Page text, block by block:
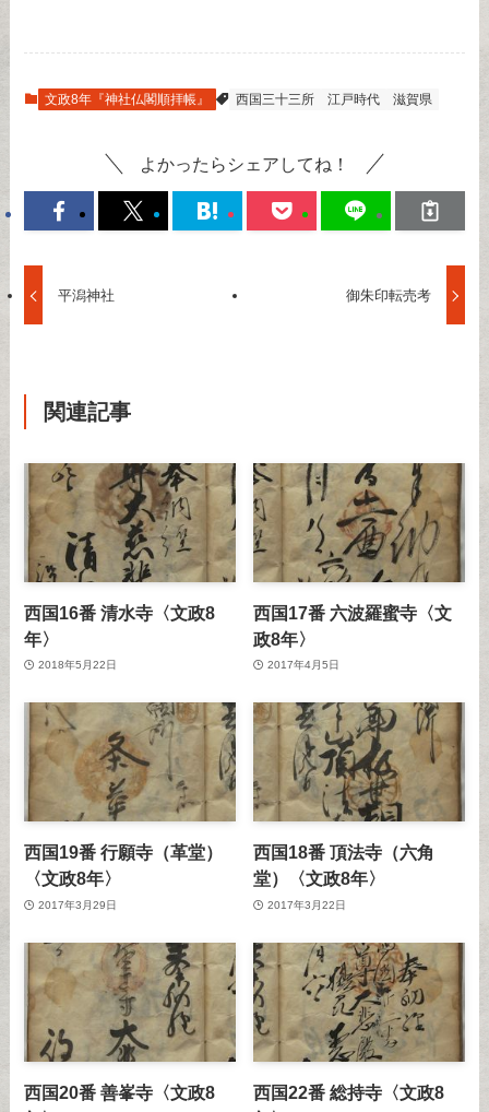
文政8年『神社仏閣順拝帳』 西国三十三所 江戸時代 滋賀県
よかったらシェアしてね！
平潟神社 御朱印転売考
関連記事
西国16番 清水寺〈文政8
年〉
2018年5月22日
西国17番 六波羅蜜寺〈文
政8年〉
2017年4月5日
西国19番 行願寺（革堂）
〈文政8年〉
2017年3月29日
西国18番 頂法寺（六角
堂）〈文政8年〉
2017年3月22日
西国20番 善峯寺〈文政8
西国22番 総持寺〈文政8